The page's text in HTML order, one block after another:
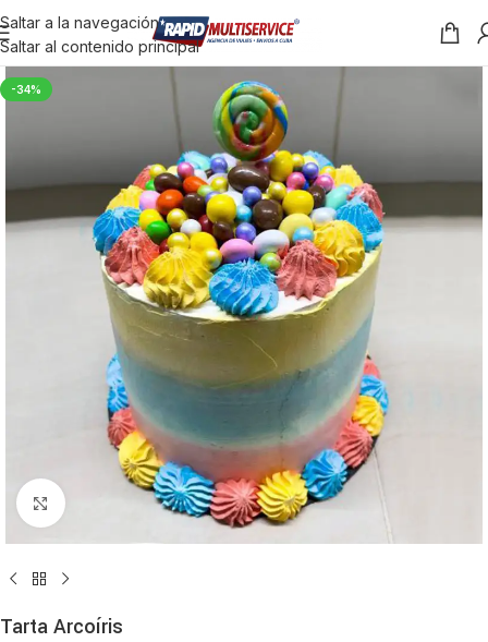
Saltar a la navegación
Saltar al contenido principal
-34%
Haga clic para ampliar
Tarta Arcoíris